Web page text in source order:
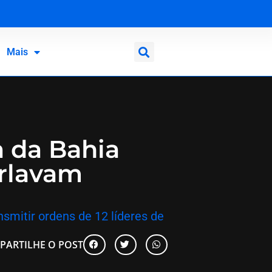
Mais
da Bahia
ordens de 12 líderes de
O POST